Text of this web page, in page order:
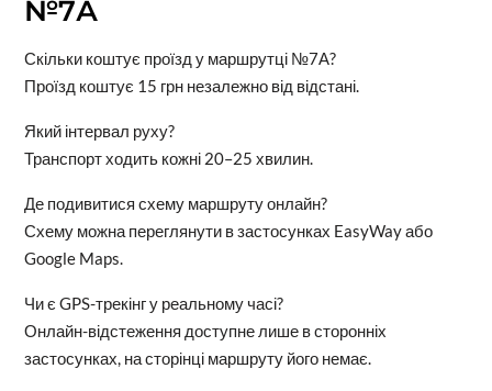
№7А
Скільки коштує проїзд у маршрутці №7А?
Проїзд коштує 15 грн незалежно від відстані.
Який інтервал руху?
Транспорт ходить кожні 20–25 хвилин.
Де подивитися схему маршруту онлайн?
Схему можна переглянути в застосунках EasyWay або
Google Maps.
Чи є GPS-трекінг у реальному часі?
Онлайн-відстеження доступне лише в сторонніх
застосунках, на сторінці маршруту його немає.